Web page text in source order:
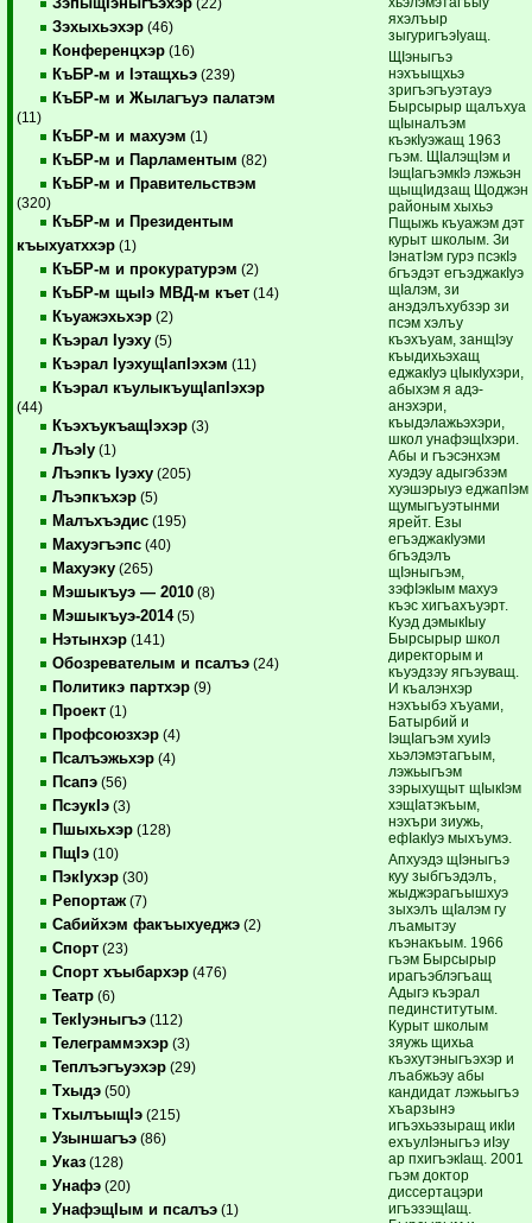
(22)
Зэхыхьэхэр (46)
Конференцхэр (16)
КъБР-м и Iэтащхьэ (239)
КъБР-м и Жылагъуэ палатэм
(11)
КъБР-м и махуэм (1)
КъБР-м и Парламентым (82)
КъБР-м и Правительствэм
(320)
КъБР-м и Президентым
къыхуатххэр (1)
КъБР-м и прокуратурэм (2)
КъБР-м щыIэ МВД-м къет (14)
Къуажэхьхэр (2)
Къэрал Iуэху (5)
Къэрал IуэхущIапIэхэм (11)
Къэрал къулыкъущIапIэхэр
(44)
КъэхъукъащIэхэр (3)
ЛъэIу (1)
Лъэпкъ Iуэху (205)
Лъэпкъхэр (5)
Малъхъэдис (195)
Махуэгъэпс (40)
Махуэку (265)
Мэшыкъуэ — 2010 (8)
Мэшыкъуэ-2014(5)
Нэтынхэр (141)
Обозревателым и псалъэ (24)
Политикэ партхэр (9)
Проект (1)
Профсоюзхэр (4)
Псалъэжьхэр (4)
Псапэ (56)
ПсэукIэ (3)
Пшыхьхэр (128)
ПщIэ (10)
ПэкIухэр (30)
Репортаж (7)
Сабийхэм факъыхуеджэ (2)
Спорт (23)
Спорт хъыбархэр (476)
Театр (6)
ТекIуэныгъэ (112)
Телеграммэхэр (3)
Теплъэгъуэхэр (29)
Тхыдэ (50)
ТхылъыщIэ (215)
Узыншагъэ (86)
Указ (128)
Унафэ (20)
УнафэщIым и псалъэ (1)
яхэлъыр
зыгуригъэIуащ.
ЩIэныгъэ
нэхъыщхьэ
зригъэгъуэтауэ
Бырсырыр щалъхуа
щIыналъэм
къэкIуэжащ 1963
гъэм. ЩIалэщIэм и
IэщIагъэмкIэ лэжьэн
щыщIидзащ Щоджэн
районым хыхьэ
Пщыжь къуажэм дэт
курыт школым. Зи
IэнатIэм гурэ псэкIэ
бгъэдэт егъэджакIуэ
щIалэм, зи
анэдэлъхубзэр зи
псэм хэлъу
къэхъуам, занщIэу
къыдихьэхащ
еджакIуэ цIыкIухэри,
абыхэм я адэ-
анэхэри,
къыдэлажьэхэри,
школ унафэщIхэри.
Абы и гъэсэнхэм
хуэдэу адыгэбзэм
хуэшэрыуэ еджапIэм
щумыгъуэтынми
ярейт. Езы
егъэджакIуэми
бгъэдэлъ
щIэныгъэм,
зэфIэкIым махуэ
къэс хигъахъуэрт.
Куэд дэмыкIыу
Бырсырыр школ
директорым и
къуэдзэу ягъэуващ.
И къалэнхэр
нэхъыбэ хъуами,
Батырбий и
IэщIагъэм хуиIэ
хьэлэмэтагъым,
лэжьыгъэм
зэрыхущыт щIыкIэм
хэщIатэкъым,
нэхъри зиужь,
ефIакIуэ мыхъумэ.
Апхуэдэ щIэныгъэ
куу зыбгъэдэлъ,
жыджэрагъышхуэ
зыхэлъ щIалэм гу
лъамытэу
къэнакъым. 1966
гъэм Бырсырыр
ирагъэблэгъащ
Адыгэ къэрал
пединститутым.
Курыт школым
зяужь щихьа
къэхутэныгъэхэр и
лъабжьэу абы
кандидат лэжьыгъэ
хъарзынэ
игъэхьэзыращ икIи
ехъулIэныгъэ иIэу
ар пхигъэкIащ. 2001
гъэм доктор
диссертацэри
игъэзэщIащ.